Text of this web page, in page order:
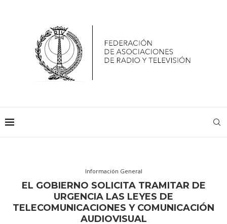
Información General
EL GOBIERNO SOLICITA TRAMITAR DE
URGENCIA LAS LEYES DE
TELECOMUNICACIONES Y COMUNICACIÓN
AUDIOVISUAL